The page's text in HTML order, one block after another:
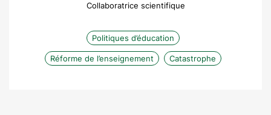
Collaboratrice scientifique
Politiques d’éducation
Réforme de l’enseignement Catastrophe